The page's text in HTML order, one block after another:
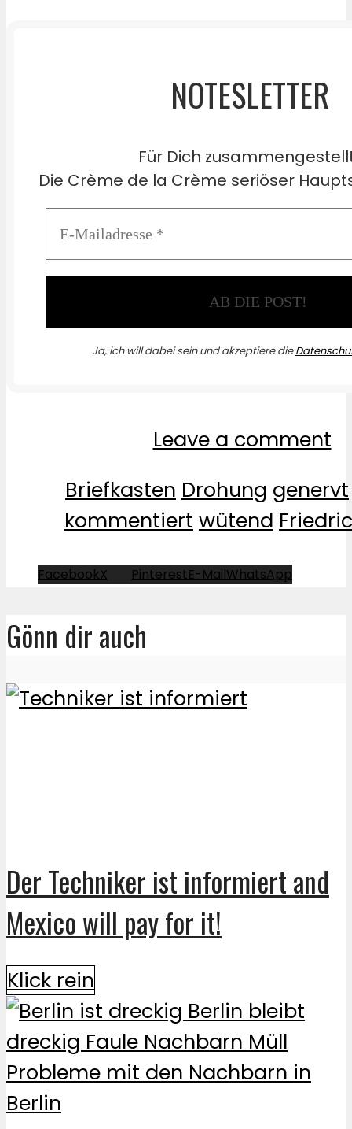
NOTESLETTER
Für Dich
Die Crème de la Crème seriöser
Ja, ich will dabei sein und akzeptiere die
Leave a comment
Briefkasten Drohung genervt
kommentiert wütend
FacebookX PinterestE-MailWhatsApp
Gönn dir auch
Der Techniker ist informiert and
Mexico will pay for it!
Klick rein